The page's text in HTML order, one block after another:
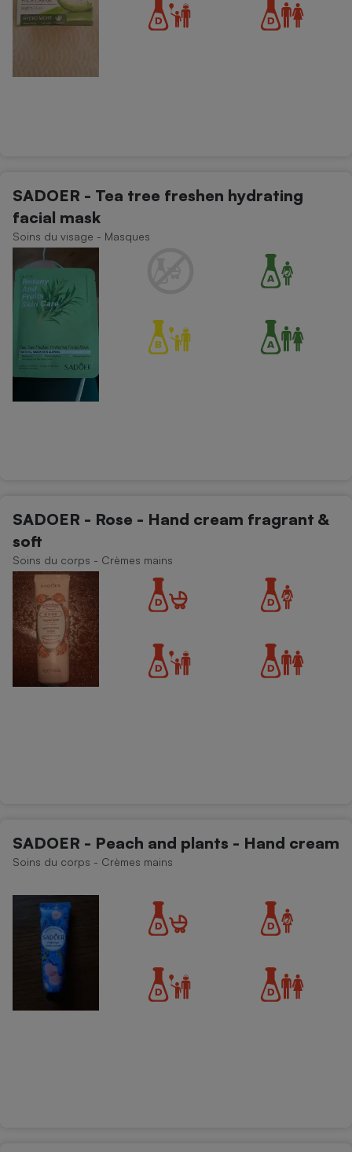
SADOER - Tea tree freshen hydrating
facial mask
Soins du visage - Masques
SADOER - Rose - Hand cream fragrant &
soft
Soins du corps - Crèmes mains
SADOER - Peach and plants - Hand cream
Soins du corps - Crèmes mains